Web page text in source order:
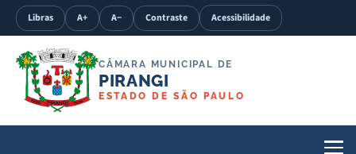
Libras A+ A− Contraste Acessibilidade
CÂMARA MUNICIPAL DE
PIRANGI
ESTADO DE SÃO PAULO